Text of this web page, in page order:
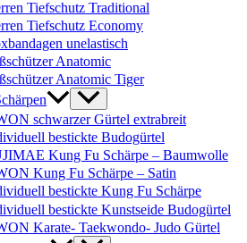
Tiefschutz Traditional
Tiefschutz Economy
unelastisch
Anatomic
Anatomic Tiger
schwarzer Gürtel extrabreit
bestickte Budogürtel
Kung Fu Schärpe – Baumwolle
Kung Fu Schärpe – Satin
bestickte Kung Fu Schärpe
bestickte Kunstseide Budogürtel
Karate- Taekwondo- Judo Gürtel